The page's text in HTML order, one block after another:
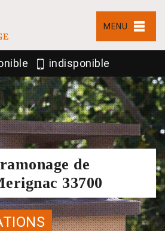
MENU
indisponible
de
33700